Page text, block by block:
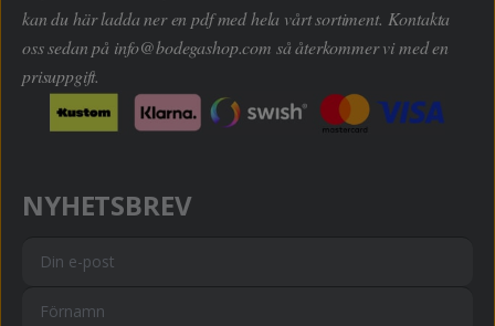
kan du här ladda ner en pdf med hela vårt sortiment. Kontakta
oss sedan på info@bodegashop.com så återkommer vi med en
prisuppgift.
NYHETSBREV